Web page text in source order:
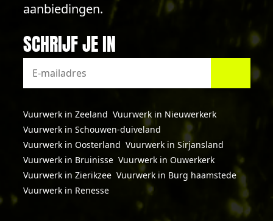
aanbiedingen.
SCHRIJF JE IN
Vuurwerk in Zeeland Vuurwerk in Nieuwerkerk
Vuurwerk in Schouwen-duiveland
Vuurwerk in Oosterland Vuurwerk in Sirjansland
Vuurwerk in Bruinisse Vuurwerk in Ouwerkerk
Vuurwerk in Zierikzee Vuurwerk in Burg haamstede
Vuurwerk in Renesse